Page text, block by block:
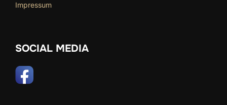
Impressum
SOCIAL MEDIA